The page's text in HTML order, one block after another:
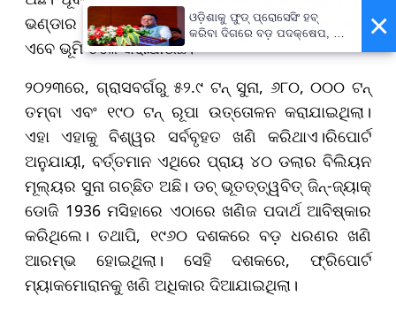
ଭଣ୍ଡାର ପ୍ରାୟତଃ କ୍ଷୟ ହୋଇଯାଇଛି, ଏବଂ ଉତ୍ପାଦନ
ଏବେ ଭୂମି ତଳେ କରାଯାଉଛି।
୨୦୨୩ରେ, ଗ୍ରାସବର୍ଗରୁ ୫୨.୯ ଟନ୍ ସୁନା, ୬୮୦, ୦୦୦ ଟନ୍
ତମ୍ବା ଏବଂ ୧୯୦ ଟନ୍ ରୂପା ଉତ୍ତୋଳନ କରାଯାଇଥିଲା।
ଏହା ଏହାକୁ ବିଶ୍ୱର ସର୍ବବୃହତ ଖଣି କରିଥାଏ।ରିପୋର୍ଟ
ଅନୁଯାୟୀ, ବର୍ତ୍ତମାନ ଏଥିରେ ପ୍ରାୟ ୪୦ ଡଲାର ବିଲିୟନ
ମୂଲ୍ୟର ସୁନା ଗଚ୍ଛିତ ଅଛି। ଡଚ୍ ଭୂତତ୍ତ୍ୱବିତ୍ ଜିନ୍-ଜ୍ୟାକ୍
ଡୋଜି 1936 ମସିହାରେ ଏଠାରେ ଖଣିଜ ପଦାର୍ଥ ଆବିଷ୍କାର
କରିଥିଲେ। ତଥାପି, ୧୯୬୦ ଦଶକରେ ବଡ଼ ଧରଣର ଖଣି
ଆରମ୍ଭ ହୋଇଥିଲା। ସେହି ଦଶକରେ, ଫ୍ରିପୋର୍ଟ
ମ୍ୟାକମୋରାନକୁ ଖଣି ଅଧିକାର ଦିଆଯାଇଥିଲା।
×
ଓଡ଼ିଶାକୁ ଫୁଡ୍ ପ୍ରୋସେସିଂ ହବ୍
କରିବା ଦିଗରେ ବଡ଼ ପଦକ୍ଷେପ, ୪୨
ହଜାରରୁ ଅଧିକ ନିଯୁକ୍ତି ସୁଯୋଗ